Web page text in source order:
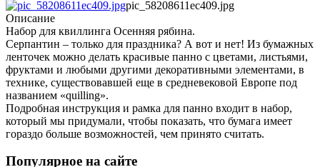
pic_58208611ec409.jpg
Описание
Набор для квиллинга Осенняя рябина.
Серпантин – только для праздника? А вот и нет! Из бумажных
ленточек можно делать красивые панно с цветами, листьями,
фруктами и любыми другими декоративными элементами, в
технике, существовавшей еще в средневековой Европе под
названием «quilling».
Подробная инструкция и рамка для панно входит в набор,
который мы придумали, чтобы показать, что бумага имеет
гораздо больше возможностей, чем принято считать.
Популярное на сайте